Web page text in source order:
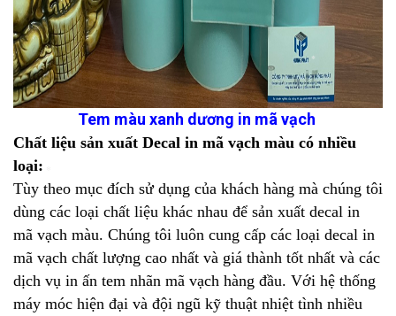
Tem màu xanh dương in mã vạch
Chất liệu sản xuất Decal in mã vạch màu có nhiều
loại:
Tùy theo mục đích sử dụng của khách hàng mà chúng tôi
dùng các loại chất liệu khác nhau để sản xuất decal in
mã vạch màu. Chúng tôi luôn cung cấp các loại decal in
mã vạch chất lượng cao nhất và giá thành tốt nhất và các
dịch vụ in ấn tem nhãn mã vạch hàng đầu. Với hệ thống
máy móc hiện đại và đội ngũ kỹ thuật nhiệt tình nhiều
❄
❄